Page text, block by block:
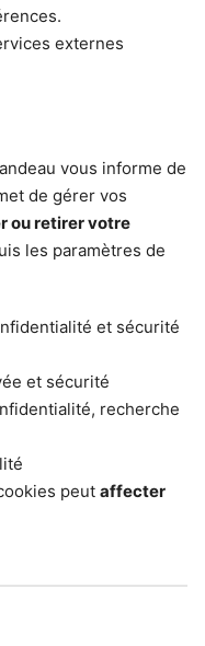
externes
vous informe de
de gérer vos
ou retirer votre
les paramètres de
et sécurité
et sécurité
recherche
peut affecter